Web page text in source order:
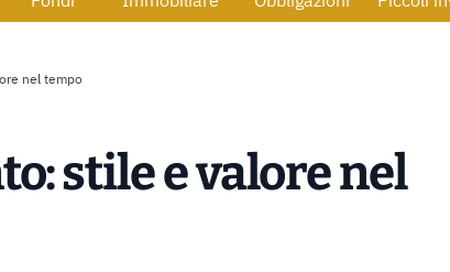
nel tempo
stile e valore nel